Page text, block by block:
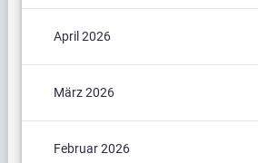
April 2026
März 2026
Februar 2026